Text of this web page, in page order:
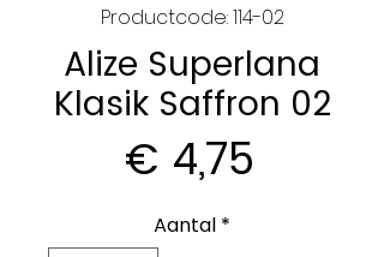
Productcode: 114-02
Alize Superlana
Klasik Saffron 02
€ 4,75
Aantal *